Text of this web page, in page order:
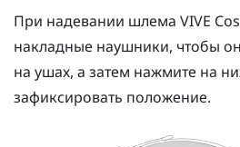
При надевании шлема VIVE
накладные наушники, чтобы
на ушах, а затем нажмите на
зафиксировать положение.